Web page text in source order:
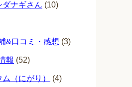
ダナギさん (10)
&口コミ・感想 (3)
報 (52)
（にがり） (4)